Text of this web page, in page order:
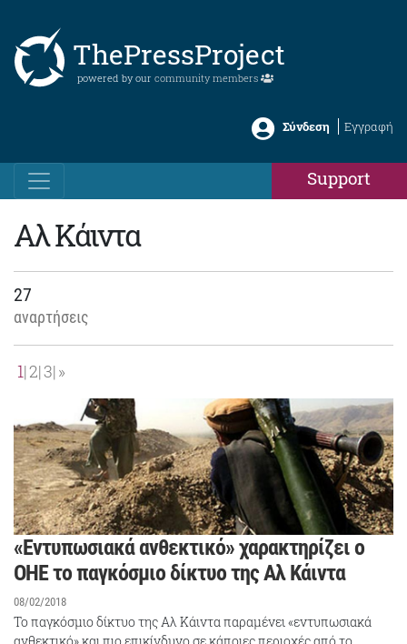
ThePressProject
powered by our community members
Σύνδεση Εγγραφή
Support
Αλ Κάιντα
27
αναρτήσεις
1 2 3 »
«Εντυπωσιακά ανθεκτικό» χαρακτηρίζει ο
ΟΗΕ το παγκόσμιο δίκτυο της Αλ Κάιντα
08/02/2018
Το παγκόσμιο δίκτυο της Αλ Κάιντα παραμένει «εντυπωσιακά